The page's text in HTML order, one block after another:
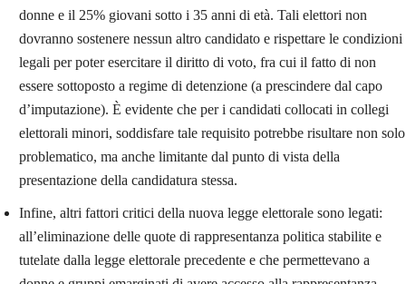
donne e il 25% giovani sotto i 35 anni di età. Tali elettori non
dovranno sostenere nessun altro candidato e rispettare le condizioni
legali per poter esercitare il diritto di voto, fra cui il fatto di non
essere sottoposto a regime di detenzione (a prescindere dal capo
d’imputazione). È evidente che per i candidati collocati in collegi
elettorali minori, soddisfare tale requisito potrebbe risultare non solo
problematico, ma anche limitante dal punto di vista della
presentazione della candidatura stessa.
Infine, altri fattori critici della nuova legge elettorale sono legati:
all’eliminazione delle quote di rappresentanza politica stabilite e
tutelate dalla legge elettorale precedente e che permettevano a